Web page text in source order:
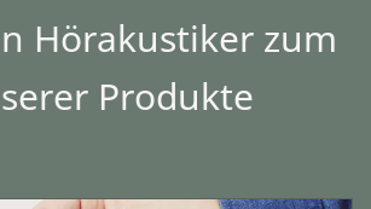
Hörakustiker zum
Produkte